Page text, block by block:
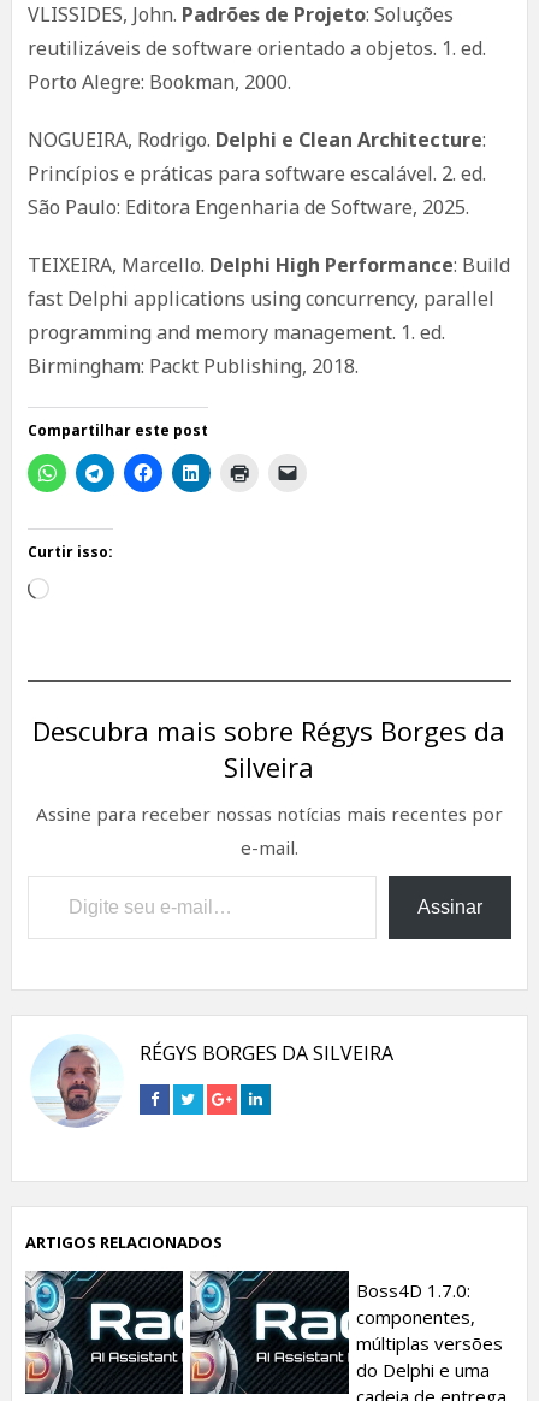
VLISSIDES, John. Padrões de Projeto: Soluções
reutilizáveis de software orientado a objetos. 1. ed.
Porto Alegre: Bookman, 2000.
NOGUEIRA, Rodrigo. Delphi e Clean Architecture:
Princípios e práticas para software escalável. 2. ed.
São Paulo: Editora Engenharia de Software, 2025.
TEIXEIRA, Marcello. Delphi High Performance: Build
fast Delphi applications using concurrency, parallel
programming and memory management. 1. ed.
Birmingham: Packt Publishing, 2018.
Compartilhar este post
Curtir isso:
Carregando...
Descubra mais sobre Régys Borges da
Silveira
Assine para receber nossas notícias mais recentes por
e-mail.
Digite seu e-mail…
Assinar
RÉGYS BORGES DA SILVEIRA
Connect
on
Connect
on
Connect
on
Connect
on
ARTIGOS RELACIONADOS
Boss4D 1.7.0:
componentes,
múltiplas versões
do Delphi e uma
cadeia de entrega